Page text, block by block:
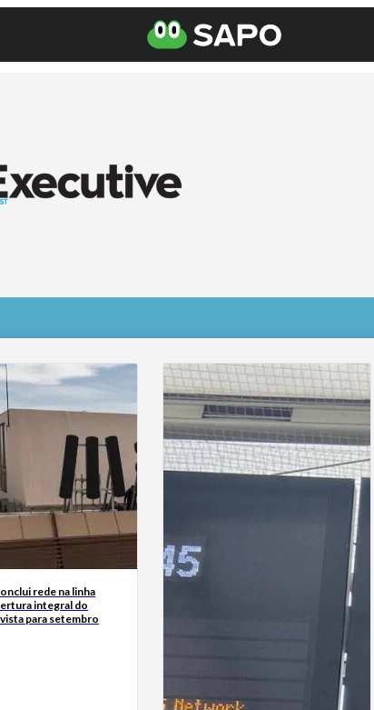
rede na linha
integral do
para setembro